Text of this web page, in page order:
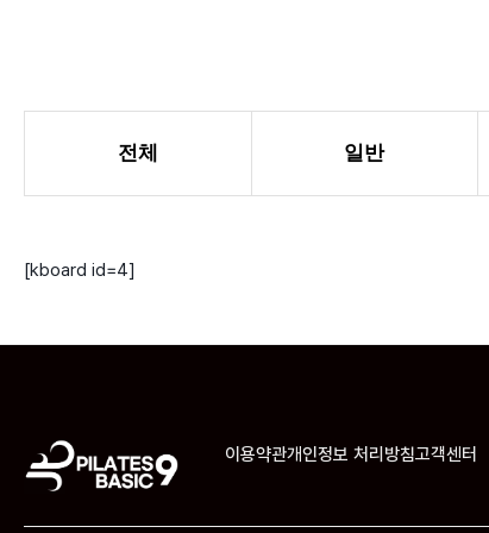
전체 일반
[kboard id=4]
이용약관개인정보 처리방침고객센터